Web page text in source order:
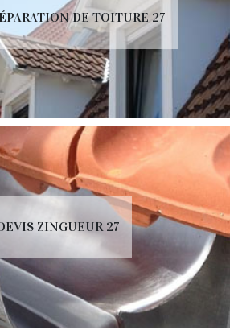
DE TOITURE 27
ZINGUEUR 27